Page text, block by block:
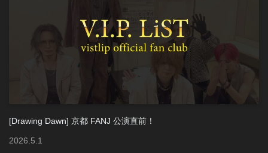
[Drawing Dawn] 京都 FANJ 公演直前！
2026 5 1